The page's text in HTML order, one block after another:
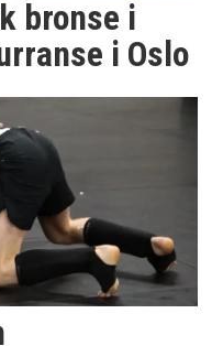
bronse i
i Oslo